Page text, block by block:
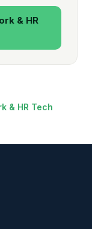
& HR
& HR Tech